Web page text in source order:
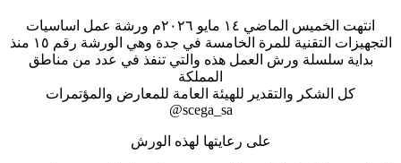
انتهت الخميس الماضي ١٤ مايو ٢٠٢٦م ورشة عمل اساسيات
التجهيزات التقنية للمرة الخامسة في جدة وهي الورشة رقم ١٥ منذ
بداية سلسلة ورش العمل هذه والتي تنفذ في عدد من مناطق
المملكة
كل الشكر والتقدير للهيئة العامة للمعارض والمؤتمرات
@scega_sa
على رعايتها لهذه الورش